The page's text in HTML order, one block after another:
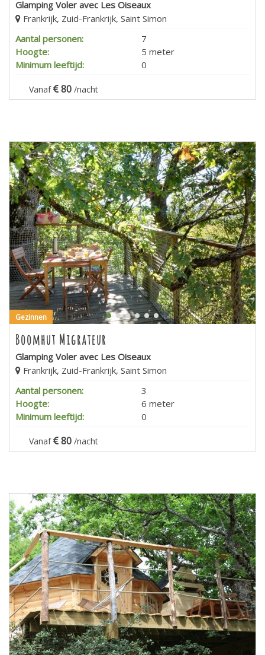
Glamping Voler avec Les Oiseaux
Frankrijk, Zuid-Frankrijk, Saint Simon
Aantal personen:
7
Hoogte:
5 meter
Minimum leeftijd:
0
Vanaf 80 /nacht
Gezinnen
Boomhut Migrateur
Glamping Voler avec Les Oiseaux
Frankrijk, Zuid-Frankrijk, Saint Simon
Aantal personen:
3
Hoogte:
6 meter
Minimum leeftijd:
0
Vanaf 80 /nacht